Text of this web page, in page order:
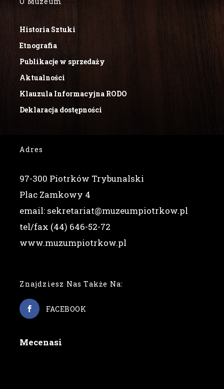
Historia Sztuki
Etnografia
Publikacje w sprzedaży
Aktualności
Klauzula Informacyjna RODO
Deklaracja dostępności
Adres
97-300 Piotrków Trybunalski
Plac Zamkowy 4
email: sekretariat@muzeumpiotrkow.pl
tel/fax (44) 646-52-72
www.muzumpiotrkow.pl
Znajdziesz Nas Także Na:
FACEBOOK
Mecenasi